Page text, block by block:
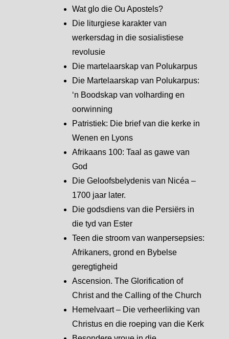
Wat glo die Ou Apostels?
Die liturgiese karakter van
werkersdag in die sosialistiese
revolusie
Die martelaarskap van Polukarpus
Die Martelaarskap van Polukarpus:
‘n Boodskap van volharding en
oorwinning
Patristiek: Die brief van die kerke in
Wenen en Lyons
Afrikaans 100: Taal as gawe van
God
Die Geloofsbelydenis van Nicéa –
1700 jaar later.
Die godsdiens van die Persiërs in
die tyd van Ester
Teen die stroom van wanpersepsies:
Afrikaners, grond en Bybelse
geregtigheid
Ascension. The Glorification of
Christ and the Calling of the Church
Hemelvaart – Die verheerliking van
Christus en die roeping van die Kerk